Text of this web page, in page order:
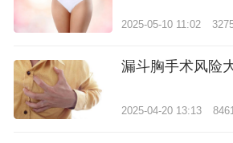
2025-05-10 11:02
漏斗胸手术风险
2025-04-20 13:13